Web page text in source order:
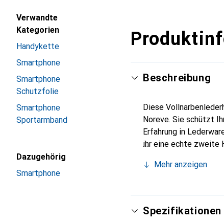
Verwandte
Kategorien
Handykette
Smartphone
Smartphone
Schutzfolie
Smartphone
Sportarmband
Dazugehörig
Smartphone
Beschreibung
Diese
Noreve. Sie schützt
Erfahrung in
ihr eine echte zweite
anspruchsvolle
Mehr anzeigen
Spezifikationen